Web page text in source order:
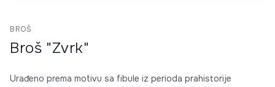
BROŠ
Broš "Zvrk"
Urađeno prema motivu sa fibule iz perioda prahistorije